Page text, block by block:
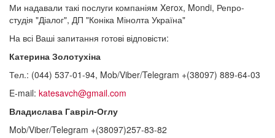
Ми надавали такі послуги компаніям Xerox, Mondi, Репро-
студія "Діалог", ДП "Коніка Мінолта Україна"
На всі Ваші запитання готові відповісти:
Катерина Золотухіна
Тел.: (044) 537-01-94, Mob/Viber/Telegram +(38097) 889-64-03
E-mail: katesavch@gmail.com
Владислава Гавріл-Оглу
Mob/Viber/Telegram +(38097)257-83-82